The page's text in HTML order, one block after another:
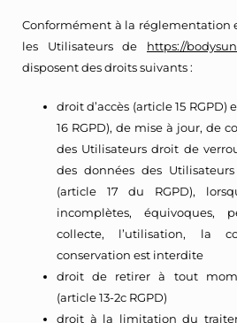
Conformément à la réglementation
les Utilisateurs de https://
disposent des droits suivants :
droit d’accès (article 15
16 RGPD), de mise à jour, de
des Utilisateurs droit de
des données des
(article 17 du RGPD),
incomplètes, équivoques,
collecte, l’utilisation, la
conservation est interdite
droit de retirer à tout
(article 13-2c RGPD)
droit à la limitation du